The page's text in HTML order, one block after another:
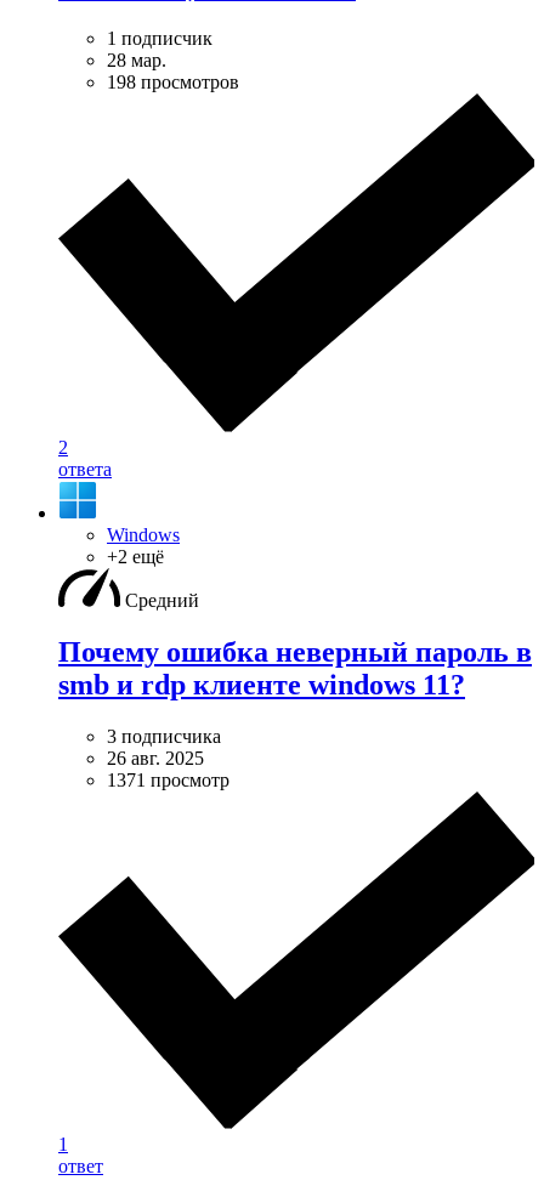
1 подписчик
28 мар.
198 просмотров
2
ответа
Windows
+2 ещё
Средний
Почему ошибка неверный пароль в
smb и rdp клиенте windows 11?
3 подписчика
26 авг. 2025
1371 просмотр
1
ответ